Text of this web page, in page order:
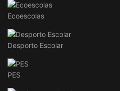
Ecoescolas
Desporto Escolar
PES